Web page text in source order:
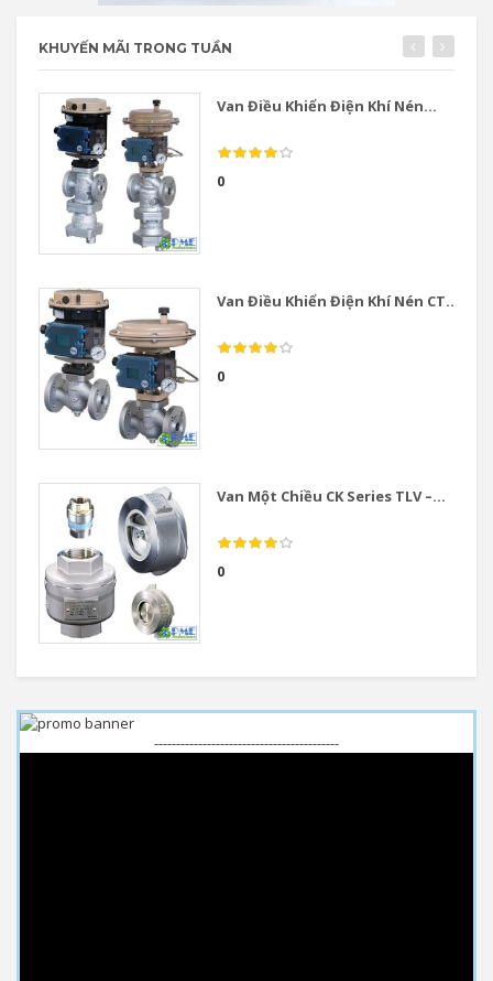
KHUYẾN MÃI TRONG TUẦN
Van Điều Khiển Điện Khí Nén...
0
Van Điều Khiển Điện Khí Nén CT...
0
Van Một Chiều CK Series TLV –...
0
------------------------------------------